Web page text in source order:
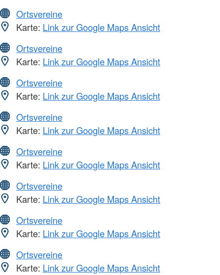
Ortsvereine
Karte: Link zur Google Maps Ansicht
Ortsvereine
Karte: Link zur Google Maps Ansicht
Ortsvereine
Karte: Link zur Google Maps Ansicht
Ortsvereine
Karte: Link zur Google Maps Ansicht
Ortsvereine
Karte: Link zur Google Maps Ansicht
Ortsvereine
Karte: Link zur Google Maps Ansicht
Ortsvereine
Karte: Link zur Google Maps Ansicht
Ortsvereine
Karte: Link zur Google Maps Ansicht